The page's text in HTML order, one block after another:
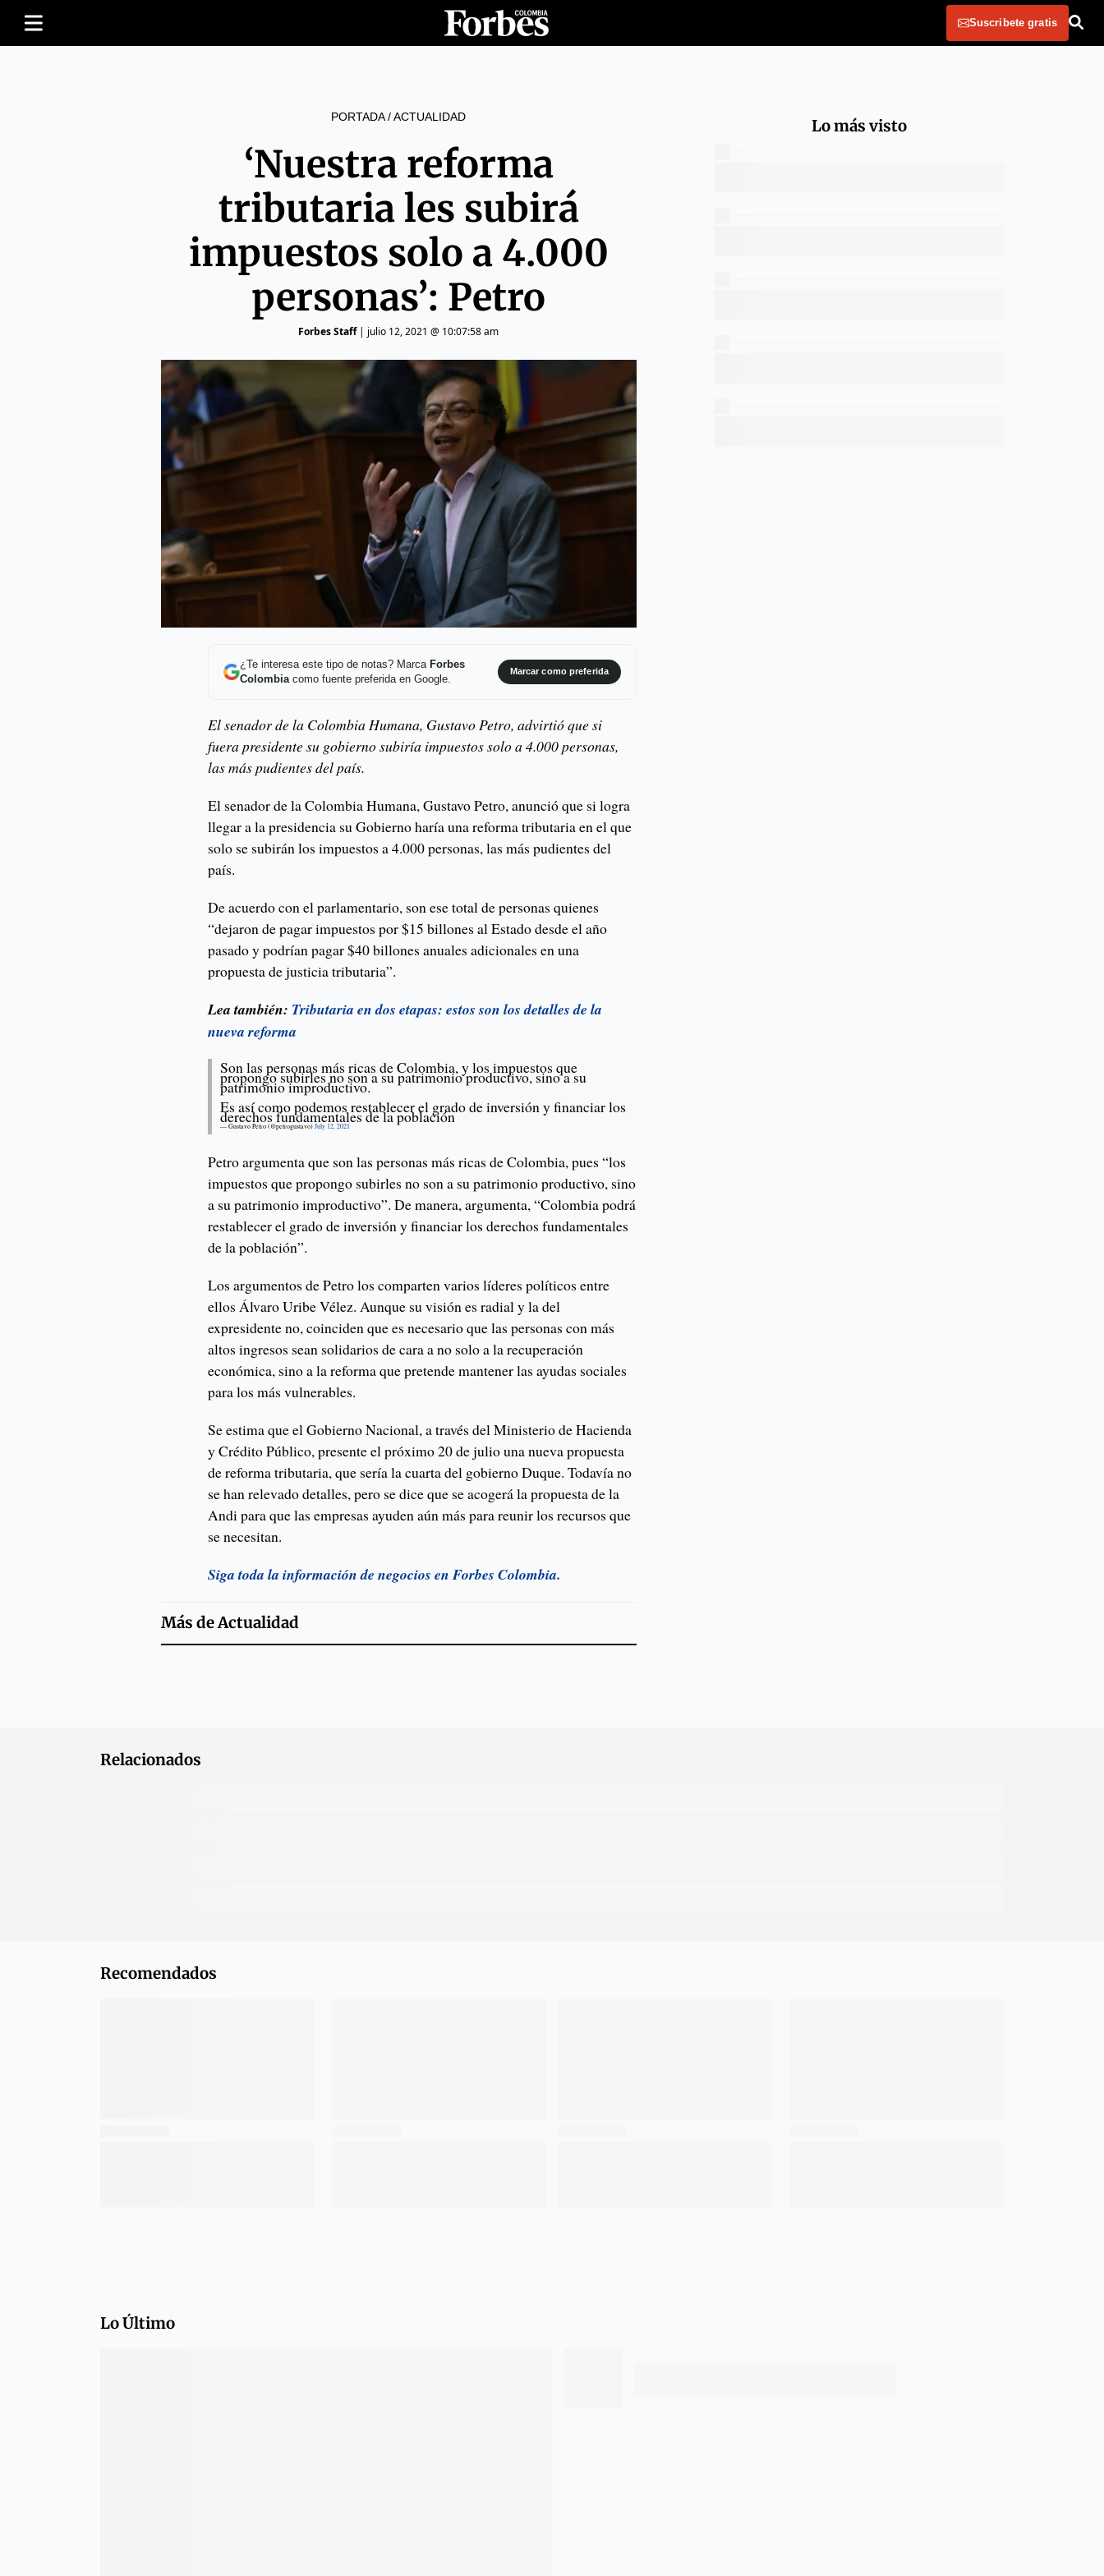
Suscribete gratis
PORTADA/ACTUALIDAD
‘Nuestra reforma
tributaria les subirá
impuestos solo a 4.000
personas’: Petro
Forbes Staff| julio 12, 2021 @ 10:07:58 am
¿Te interesa este tipo de notas? Marca Forbes
Colombiacomo fuente preferida en Google.
Marcar como preferida
El senador de la Colombia Humana, Gustavo Petro, advirtió que si
fuera presidente su gobierno subiría impuestos solo a 4.000 personas,
las más pudientes del país.
El senador de la Colombia Humana, Gustavo Petro, anunció que si logra
llegar a la presidencia su Gobierno haría una reforma tributaria en el que
solo se subirán los impuestos a 4.000 personas, las más pudientes del
país.
De acuerdo con el parlamentario, son ese total de personas quienes
“dejaron de pagar impuestos por $15 billones al Estado desde el año
pasado y podrían pagar $40 billones anuales adicionales en una
propuesta de justicia tributaria”.
Lea también: Tributaria en dos etapas: estos son los detalles de la
nueva reforma
Son las personas más ricas de Colombia, y los impuestos que
propongo subirles no son a su patrimonio productivo, sino a su
patrimonio improductivo.
Es así como podemos restablecer el grado de inversión y financiar los
derechos fundamentales de la población
— Gustavo Petro (@petrogustavo)July 12, 2021
Petro argumenta que son las personas más ricas de Colombia, pues “los
impuestos que propongo subirles no son a su patrimonio productivo, sino
a su patrimonio improductivo”. De manera, argumenta, “Colombia podrá
restablecer el grado de inversión y financiar los derechos fundamentales
de la población”.
Los argumentos de Petro los comparten varios líderes políticos entre
ellos Álvaro Uribe Vélez. Aunque su visión es radial y la del
expresidente no, coinciden que es necesario que las personas con más
altos ingresos sean solidarios de cara a no solo a la recuperación
económica, sino a la reforma que pretende mantener las ayudas sociales
para los más vulnerables.
Se estima que el Gobierno Nacional, a través del Ministerio de Hacienda
y Crédito Público, presente el próximo 20 de julio una nueva propuesta
de reforma tributaria, que sería la cuarta del gobierno Duque. Todavía no
se han relevado detalles, pero se dice que se acogerá la propuesta de la
Andi para que las empresas ayuden aún más para reunir los recursos que
se necesitan.
Siga toda la información de negocios en Forbes Colombia.
Más deActualidad
Lo más visto
Relacionados
Recomendados
Lo Último